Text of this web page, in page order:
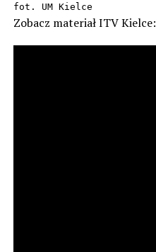
fot. UM Kielce
Zobacz materiał ITV Kielce: